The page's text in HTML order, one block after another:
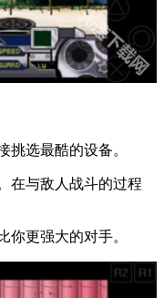
挑选最酷的设备。
在与敌人战斗的过程
你更强大的对手。